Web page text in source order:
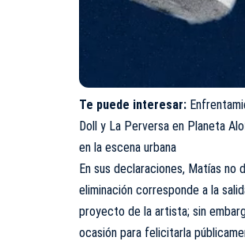
Te puede interesar:
Doll y La Perversa en Planeta
en la escena urbana
En sus declaraciones, Matías no
eliminación corresponde a la
proyecto de la artista; sin
ocasión para felicitarla